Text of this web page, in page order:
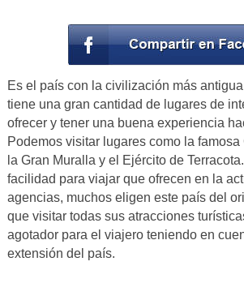
Es el país con la civilización más
tiene una gran cantidad de lugares de
ofrecer y tener una buena experiencia
Podemos visitar lugares como la
la Gran Muralla y el Ejército de
facilidad para viajar que ofrecen en la
agencias, muchos eligen este país del
que visitar todas sus atracciones
agotador para el viajero teniendo en
extensión del país.